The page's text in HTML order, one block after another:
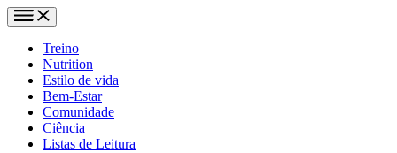
Treino
Nutrition
Estilo de vida
Bem-Estar
Comunidade
Ciência
Listas de Leitura